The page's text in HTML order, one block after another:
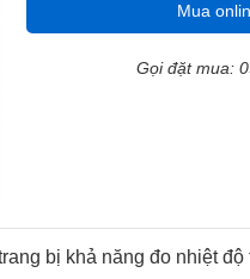
Mua
Gọi đặt mua:
bị khả năng đo nhiệt